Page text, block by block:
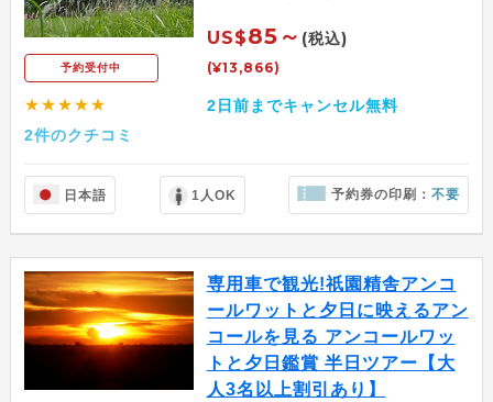
予約受付中
★★★★★
2件のクチコミ
US$85～ (税込)
(¥13,866)
2日前までキャンセル無料
日本語 1人OK 予約券の印刷：不要
専用車で観光!祇園精舎アンコ
ールワットと夕日に映えるアン
コールを見る アンコールワッ
トと夕日鑑賞 半日ツアー【大
人3名以上割引あり】